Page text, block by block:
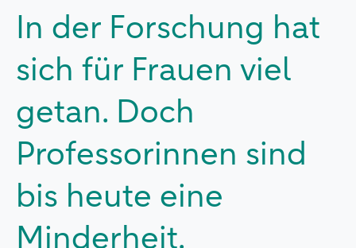
In der Forschung hat
sich für Frauen viel
getan. Doch
Professorinnen sind
bis heute eine
Minderheit.